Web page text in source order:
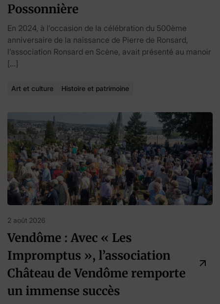
Possonnière
En 2024, à l’occasion de la célébration du 500ème
anniversaire de la naissance de Pierre de Ronsard,
l’association Ronsard en Scène, avait présenté au manoir
[…]
Art et culture Histoire et patrimoine
2 août 2026
Vendôme : Avec « Les
Impromptus », l’association
Château de Vendôme remporte
un immense succès